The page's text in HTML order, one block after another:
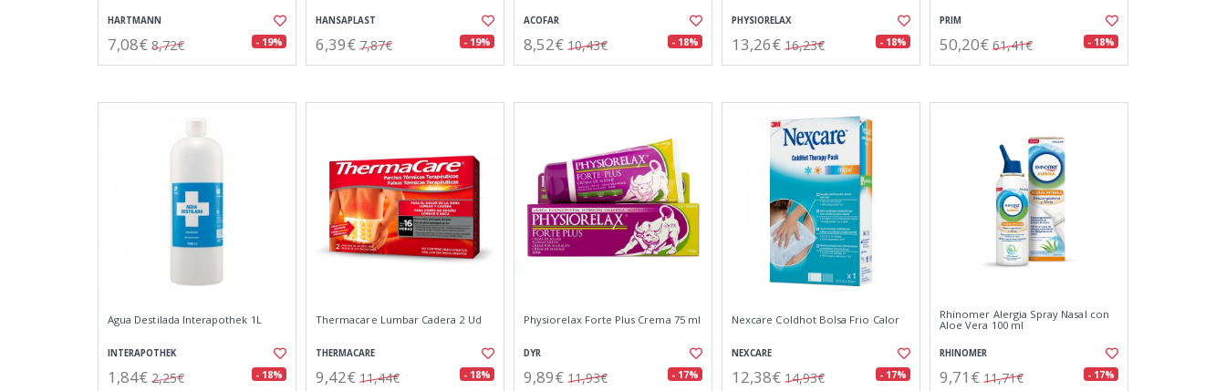
HARTMANN
7,08€ 8,72€ - 19%
HANSAPLAST
6,39€ 7,87€ - 19%
ACOFAR
8,52€ 10,43€ - 18%
PHYSIORELAX
13,26€ 16,23€ - 18%
PRIM
50,20€ 61,41€ - 18%
Agua Destilada Interapothek 1L
INTERAPOTHEK
1,84€ 2,25€ - 18%
Thermacare Lumbar Cadera 2 Ud
THERMACARE
9,42€ 11,44€ - 18%
Physiorelax Forte Plus Crema 75 ml
DYR
9,89€ 11,93€ - 17%
Nexcare Coldhot Bolsa Frio Calor
NEXCARE
12,38€ 14,93€ - 17%
Rhinomer Alergia Spray Nasal con
Aloe Vera 100 ml
RHINOMER
9,71€ 11,71€ - 17%